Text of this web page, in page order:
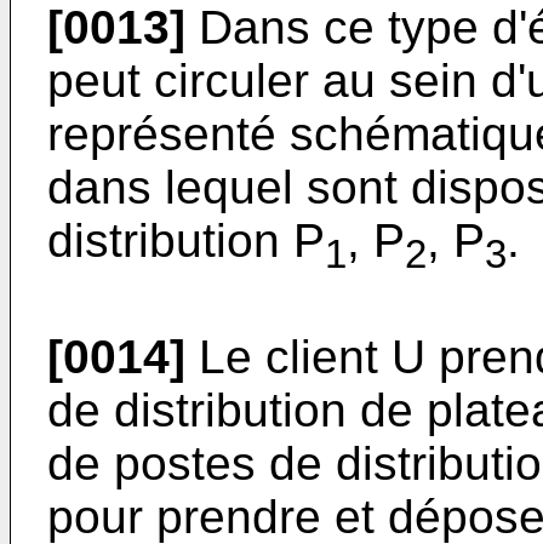
[0013] Dans ce type
peut circuler au sein
représenté
dans lequel sont
distribution P1, P2, P3.
[0014] Le client U
de distribution de
de postes de
pour prendre et